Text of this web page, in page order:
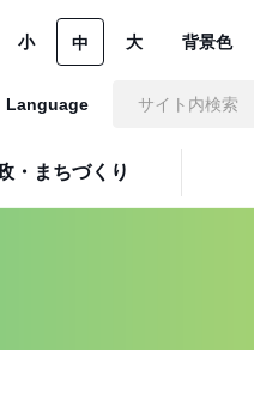
・まちづくり
小 中 大 背景色
Language